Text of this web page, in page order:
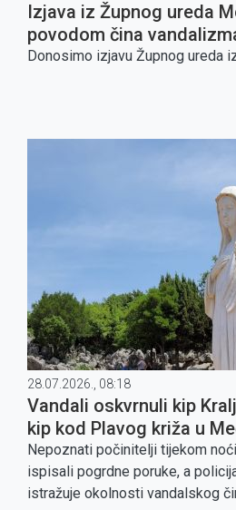
Izjava iz Župnog ureda
povodom čina
Donosimo izjavu Župnog ureda
28.07.2026., 08:18
Vandali oskvrnuli kip
kip kod Plavog križa u
Nepoznati počinitelji tijekom
ispisali pogrdne poruke, a
istražuje okolnosti vandalskog